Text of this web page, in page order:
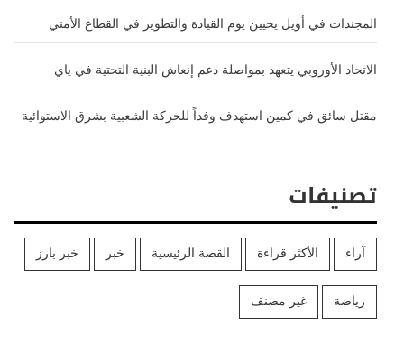
المجندات في أويل يحيين يوم القيادة والتطوير في القطاع الأمني
الاتحاد الأوروبي يتعهد بمواصلة دعم إنعاش البنية التحتية في ياي
مقتل سائق في كمين استهدف وفداً للحركة الشعبية بشرق الاستوائية
تصنيفات
آراء الأكثر قراءة القصة الرئيسية خبر خبر بارز
رياضة غير مصنف